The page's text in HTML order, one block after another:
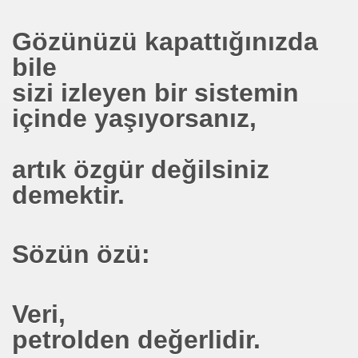
Gözünüzü kapattığınızda
bile
sizi izleyen bir sistemin
içinde yaşıyorsanız,
artık özgür değilsiniz
demektir.
Sözün özü:
Veri,
petrolden değerlidir.